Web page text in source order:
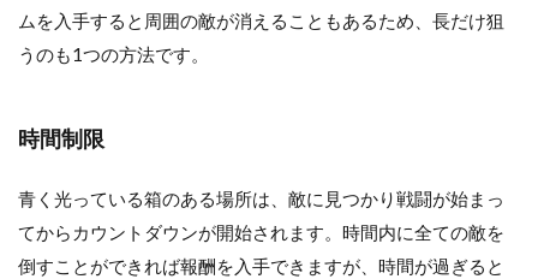
ムを入手すると周囲の敵が消えることもあるため、長だけ狙
うのも1つの方法です。
時間制限
青く光っている箱のある場所は、敵に見つかり戦闘が始まっ
てからカウントダウンが開始されます。時間内に全ての敵を
倒すことができれば報酬を入手できますが、時間が過ぎると